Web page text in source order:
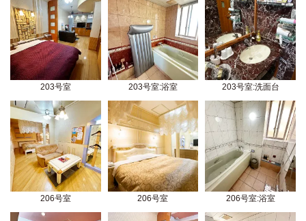
203号室 203号室:浴室 203号室:洗面台
206号室 206号室 206号室:浴室